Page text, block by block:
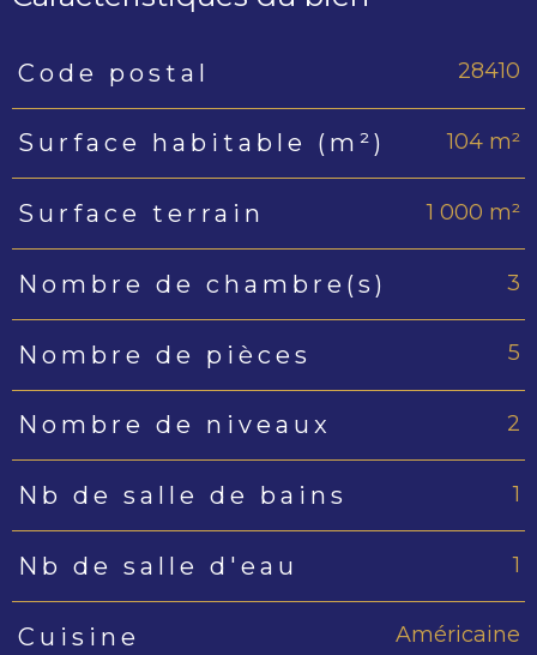
Caractéristiques
Code postal 28410
Surface habitable (m²) 104 m²
Surface terrain 1 000 m²
Nombre de chambre(s) 3
Nombre de pièces 5
Nombre de niveaux 2
Nb de salle de bains 1
Nb de salle d'eau 1
Cuisine Américaine